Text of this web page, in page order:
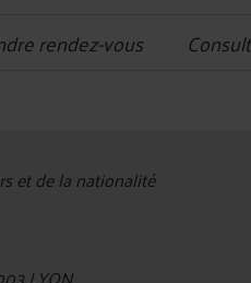
rendez-vous
et de la nationalité